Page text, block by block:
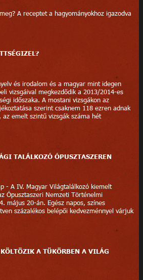
A receptet a hagyományokhoz igazodva
és irodalom és a magyar mint idegen
vizsgáival megkezdődik a 2013/2014-es
időszaka. A mostani vizsgákon az
szerint csaknem 118 ezren adnak
az emelt szintű vizsgák száma hét
TALÁLKOZÓ ÓPUSZTASZEREN
- A IV. Magyar Világtalálkozó kiemelt
Ópusztaszeri Nemzeti Történelmi
május 20-án. Egész napos, színes
százalékos belépői kedvezménnyel várjuk
A TÜKÖRBEN A VILÁG